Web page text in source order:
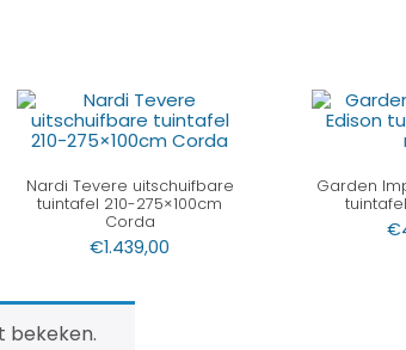
Nardi Tevere uitschuifbare
tuintafel 210-275×100cm
Corda
€1.439,00
Garden
€
bekeken.